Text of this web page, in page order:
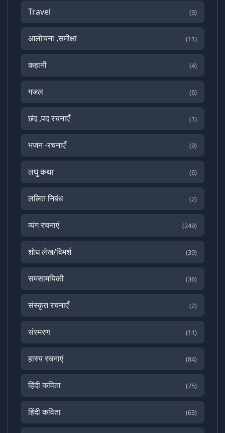
Travel (3)
आलोचना ,समीक्षा (11)
कहानी (4)
गजल (6)
छंद ,पद रचनाएँ (1)
भजन -रचनाएँ (9)
लघु कथा (6)
ललित निबंध (2)
व्यंग रचनाएं (249)
शोध लेख/विमर्श (39)
समसामयिकी (36)
संस्कृत रचनाएँ (2)
संस्मरण (11)
हास्य रचनाएं (84)
हिंदी कविता (75)
हिंदी कविता (63)